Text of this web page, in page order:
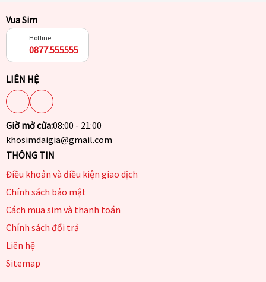
Vua Sim
Hotline
0877.555555
LIÊN HỆ
Giờ mở cửa:08:00 - 21:00
khosimdaigia@gmail.com
THÔNG TIN
Điều khoản và điều kiện giao dịch
Chính sách bảo mật
Cách mua sim và thanh toán
Chính sách đổi trả
Liên hệ
Sitemap